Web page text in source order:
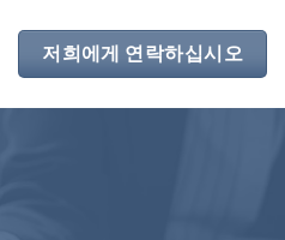
저희에게 연락하십시오